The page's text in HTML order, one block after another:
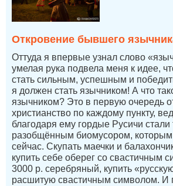
Откровение бывшего
Оттуда я впервые узнал слово
умелая рука подвела меня к идее,
стать сильным, успешным и
я должен стать язычником! А что
язычником? Это в первую очередь
христианство по каждому пункту,
благодаря ему гордые Русичи стали
разобщённым биомусором,
сейчас. Скупать маечки и
купить себе оберег со свастичным
3000 р. серебряный, купить
расшитую свастичным символом. И